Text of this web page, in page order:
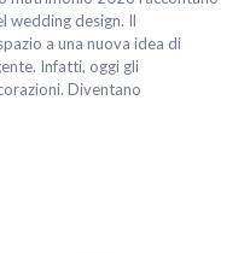
wedding design. Il
a una nuova idea di
Infatti, oggi gli
Diventano